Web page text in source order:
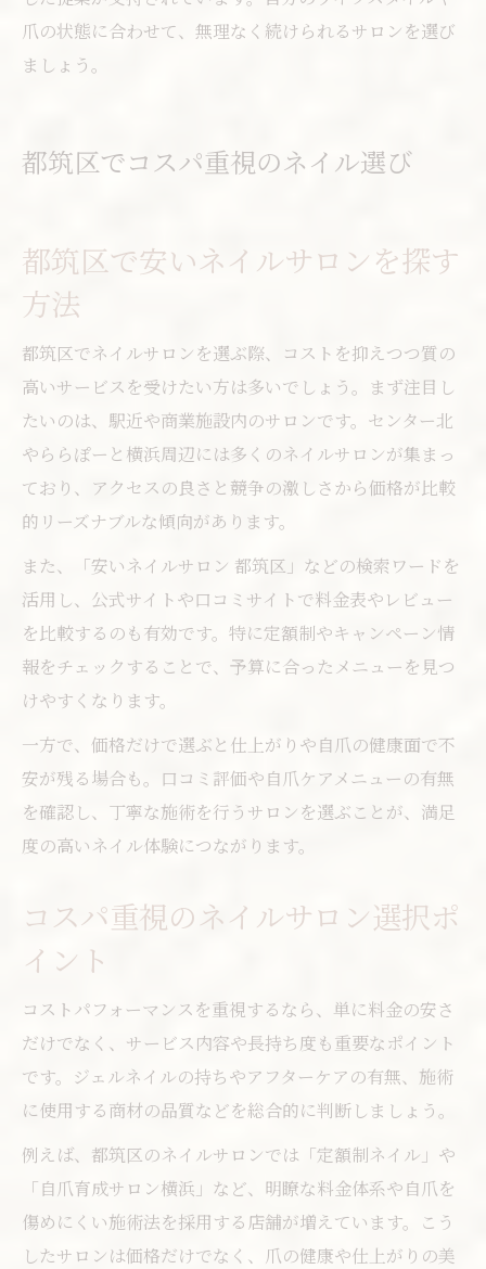
爪の状態に合わせて、無理なく続けられるサロンを選び
ましょう。
都筑区でコスパ重視のネイル選び
都筑区で安いネイルサロンを探す
方法
都筑区でネイルサロンを選ぶ際、コストを抑えつつ質の
高いサービスを受けたい方は多いでしょう。まず注目し
たいのは、駅近や商業施設内のサロンです。センター北
やららぽーと横浜周辺には多くのネイルサロンが集まっ
ており、アクセスの良さと競争の激しさから価格が比較
的リーズナブルな傾向があります。
また、「安いネイルサロン 都筑区」などの検索ワードを
活用し、公式サイトや口コミサイトで料金表やレビュー
を比較するのも有効です。特に定額制やキャンペーン情
報をチェックすることで、予算に合ったメニューを見つ
けやすくなります。
一方で、価格だけで選ぶと仕上がりや自爪の健康面で不
安が残る場合も。口コミ評価や自爪ケアメニューの有無
を確認し、丁寧な施術を行うサロンを選ぶことが、満足
度の高いネイル体験につながります。
コスパ重視のネイルサロン選択ポ
イント
コストパフォーマンスを重視するなら、単に料金の安さ
だけでなく、サービス内容や長持ち度も重要なポイント
です。ジェルネイルの持ちやアフターケアの有無、施術
に使用する商材の品質などを総合的に判断しましょう。
例えば、都筑区のネイルサロンでは「定額制ネイル」や
「自爪育成サロン横浜」など、明瞭な料金体系や自爪を
傷めにくい施術法を採用する店舗が増えています。こう
したサロンは価格だけでなく、爪の健康や仕上がりの美